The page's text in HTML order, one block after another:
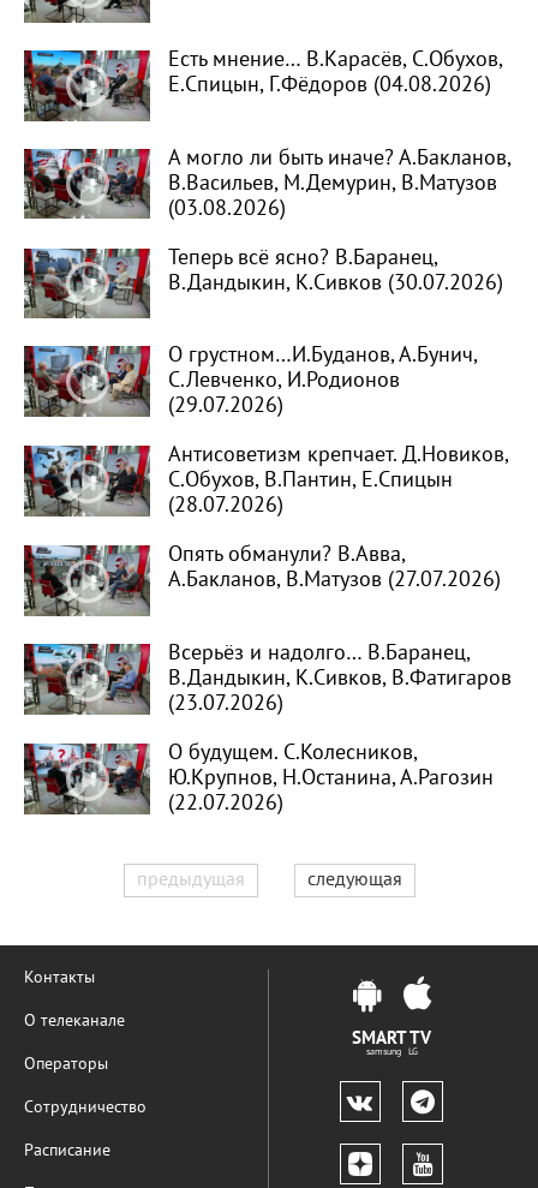
Есть мнение… В.Карасёв, С.Обухов,
Е.Спицын, Г.Фёдоров (04.08.2026)
А могло ли быть иначе? А.Бакланов,
В.Васильев, М.Демурин, В.Матузов
(03.08.2026)
Теперь всё ясно? В.Баранец,
В.Дандыкин, К.Сивков (30.07.2026)
О грустном…И.Буданов, А.Бунич,
С.Левченко, И.Родионов
(29.07.2026)
Антисоветизм крепчает. Д.Новиков,
С.Обухов, В.Пантин, Е.Спицын
(28.07.2026)
Опять обманули? В.Авва,
А.Бакланов, В.Матузов (27.07.2026)
Всерьёз и надолго… В.Баранец,
В.Дандыкин, К.Сивков, В.Фатигаров
(23.07.2026)
О будущем. С.Колесников,
Ю.Крупнов, Н.Останина, А.Рагозин
(22.07.2026)
предыдущая следующая
Контакты
О телеканале
Операторы
Сотрудничество
Расписание
SMART TV
samsung LG